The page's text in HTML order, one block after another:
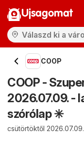
Ujsagomat
COOP
COOP -
2026.07.09. -
szórólap ✳️
csütörtöktől